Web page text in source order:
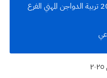
التمهيدي 2025 تربية الدواجن المهني الفرع